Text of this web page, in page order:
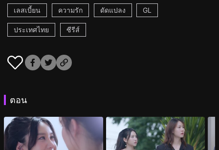
เลสเบี้ยน
ความรัก ดัดแปลง GL
ประเทศไทย ซีรีส์
ตอน